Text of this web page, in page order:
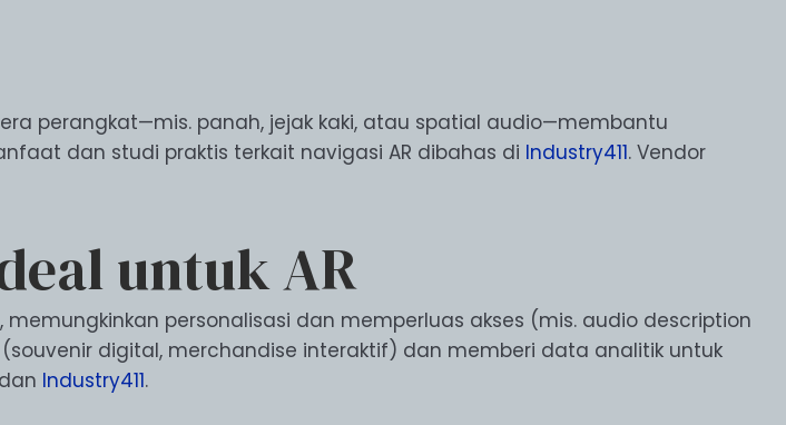
perangkat—mis. panah, jejak kaki, atau spatial audio—membantu
dan studi praktis terkait navigasi AR dibahas di Industry411. Vendor
untuk AR
personalisasi dan memperluas akses (mis. audio description
digital, merchandise interaktif) dan memberi data analitik untuk
Industry411.